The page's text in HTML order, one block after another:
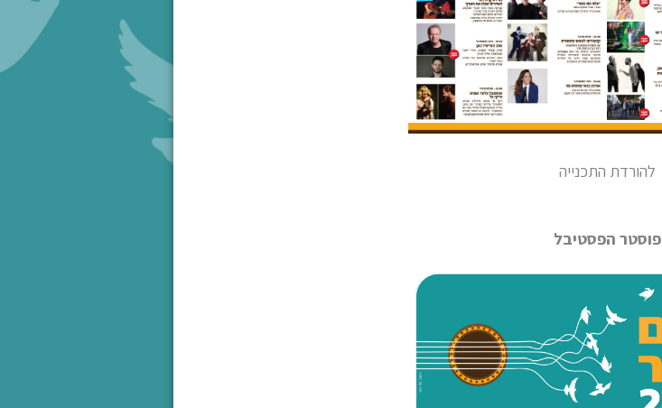
להורדת התכנייה
פוסטר הפסטיבל